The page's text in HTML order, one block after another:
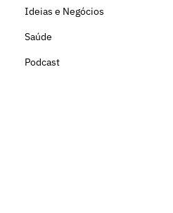
Ideias e Negócios
Saúde
Podcast